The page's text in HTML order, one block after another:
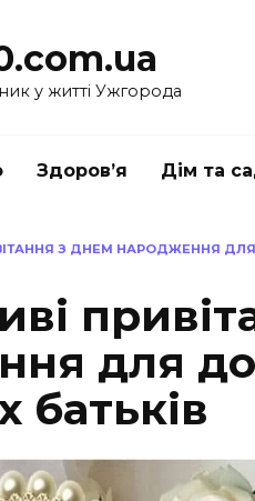
у житті Ужгорода
Здоров’я Дім та
З ДНЕМ НАРОДЖЕННЯ
для
батьків